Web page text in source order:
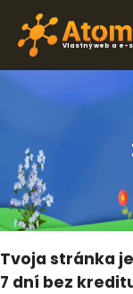
Vlastný web a e-
Tvoja stránka
7 dní bez